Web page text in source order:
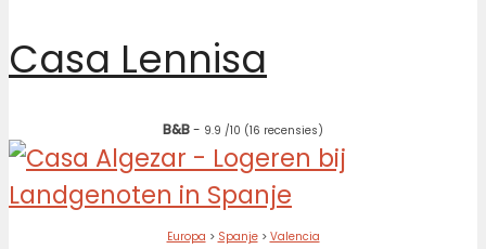
Casa Lennisa
B&B- 9.9 /10 (16 recensies)
Europa > Spanje> Valencia